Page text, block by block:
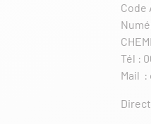
Code
Tél :
Mail :